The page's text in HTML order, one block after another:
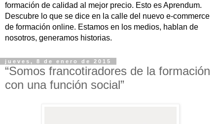
formación de calidad al mejor precio. Esto es Aprendum.
Descubre lo que se dice en la calle del nuevo e-commerce
de formación online. Estamos en los medios, hablan de
nosotros, generamos historias.
jueves, 8 de enero de 2015
“Somos francotiradores de la formación
con una función social”